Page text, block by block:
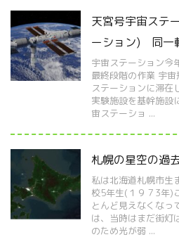
天宮号宇宙ステ
ーション) 同一
宇宙ステーション
最終段階の作業 宇
ステーションに滞在
実験施設を基幹施設
宙ステーショ ...
札幌の星空の過
私は北海道札幌市生
校5年生(１９７3年)
とんど見えなくなっ
は、当時はまだ街灯
のため光が弱 ...